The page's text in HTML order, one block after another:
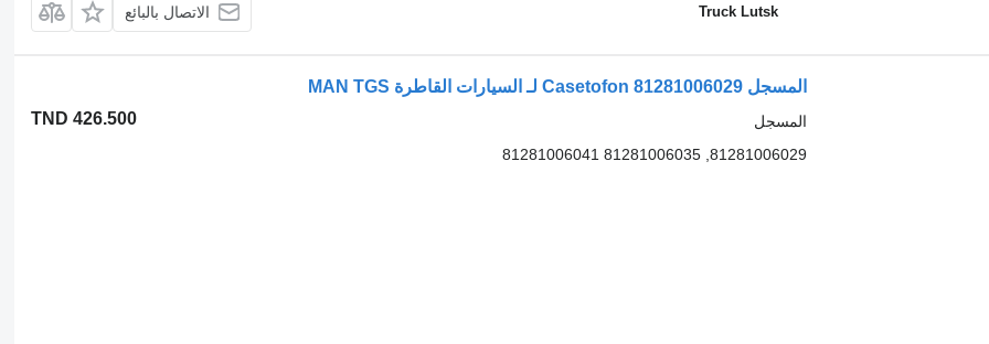
Truck Lutsk الاتصال بالبائع
المسجل Casetofon 81281006029 لـ السيارات القاطرة MAN TGS
TND 426.500
المسجل
81281006029, 81281006035 81281006041